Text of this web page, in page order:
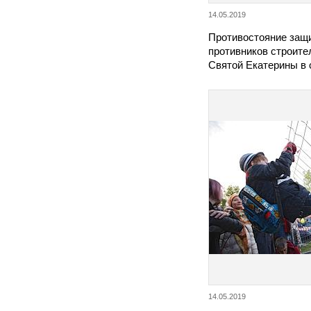
14.05.2019
Противостояние
противников
Святой Екатерины
14.05.2019